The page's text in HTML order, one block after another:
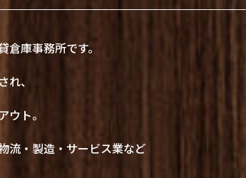
庫事務所です。
、
ト。
流・製造・サービス業など